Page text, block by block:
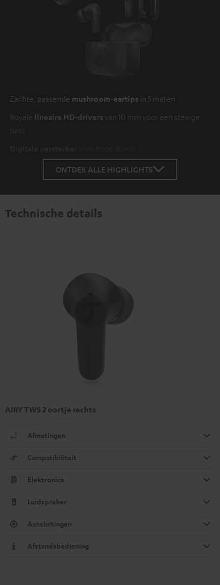
Zachte, passende mushroom-eartips in 5 maten
Royale lineaire HD-drivers van 10 mm voor een stevige
bass
ONTDEK ALLE HIGHLIGHTS
Technische details
AIRY TWS 2 oortje rechts
Afmetingen
Compatibiliteit
Elektronica
Luidspreker
Aansluitingen
Afstandsbediening